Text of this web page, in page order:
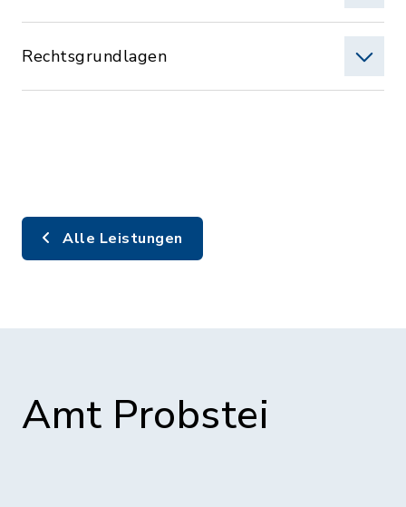
Rechtsgrundlagen
Alle Leistungen
Amt Probstei